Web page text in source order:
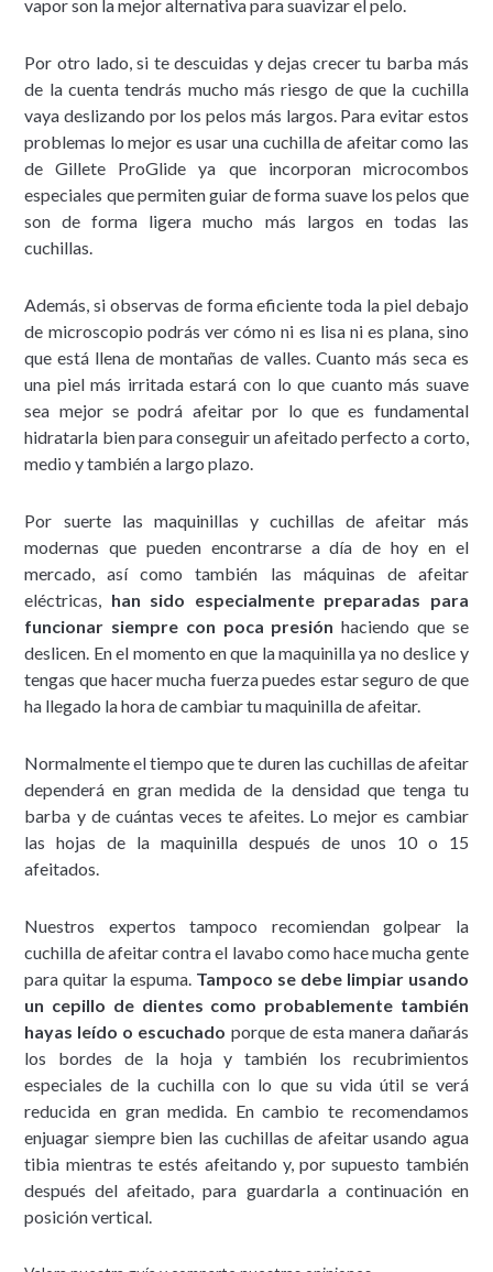
vapor son la mejor alternativa para suavizar el pelo.
Por otro lado, si te descuidas y dejas crecer tu barba más
de la cuenta tendrás mucho más riesgo de que la cuchilla
vaya deslizando por los pelos más largos. Para evitar estos
problemas lo mejor es usar una cuchilla de afeitar como las
de Gillete ProGlide ya que incorporan microcombos
especiales que permiten guiar de forma suave los pelos que
son de forma ligera mucho más largos en todas las
cuchillas.
Además, si observas de forma eficiente toda la piel debajo
de microscopio podrás ver cómo ni es lisa ni es plana, sino
que está llena de montañas de valles. Cuanto más seca es
una piel más irritada estará con lo que cuanto más suave
sea mejor se podrá afeitar por lo que es fundamental
hidratarla bien para conseguir un afeitado perfecto a corto,
medio y también a largo plazo.
Por suerte las maquinillas y cuchillas de afeitar más
modernas que pueden encontrarse a día de hoy en el
mercado, así como también las máquinas de afeitar
eléctricas, han sido especialmente preparadas para
funcionar siempre con poca presión haciendo que se
deslicen. En el momento en que la maquinilla ya no deslice y
tengas que hacer mucha fuerza puedes estar seguro de que
ha llegado la hora de cambiar tu maquinilla de afeitar.
Normalmente el tiempo que te duren las cuchillas de afeitar
dependerá en gran medida de la densidad que tenga tu
barba y de cuántas veces te afeites. Lo mejor es cambiar
las hojas de la maquinilla después de unos 10 o 15
afeitados.
Nuestros expertos tampoco recomiendan golpear la
cuchilla de afeitar contra el lavabo como hace mucha gente
para quitar la espuma. Tampoco se debe limpiar usando
un cepillo de dientes como probablemente también
hayas leído o escuchado porque de esta manera dañarás
los bordes de la hoja y también los recubrimientos
especiales de la cuchilla con lo que su vida útil se verá
reducida en gran medida. En cambio te recomendamos
enjuagar siempre bien las cuchillas de afeitar usando agua
tibia mientras te estés afeitando y, por supuesto también
después del afeitado, para guardarla a continuación en
posición vertical.